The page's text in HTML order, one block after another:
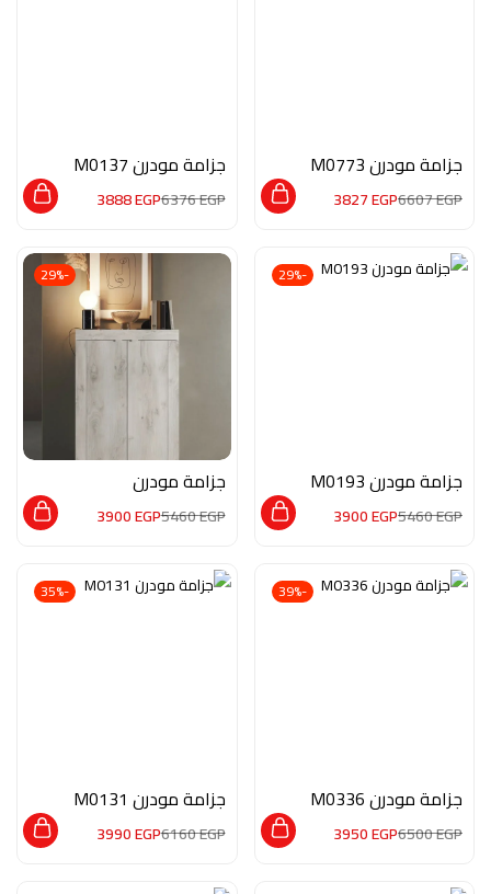
جزامة مودرن M0773
6607EGP
3827EGP
جزامة مودرن M0137
6376EGP
3888EGP
-29%
جزامة مودرن M0193
5460EGP
3900EGP
-29%
جزامة مودرن
MON111
5460EGP
3900EGP
-39%
جزامة مودرن M0336
6500EGP
3950EGP
-35%
جزامة مودرن M0131
6160EGP
3990EGP